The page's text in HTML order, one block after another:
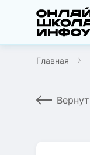
Главная